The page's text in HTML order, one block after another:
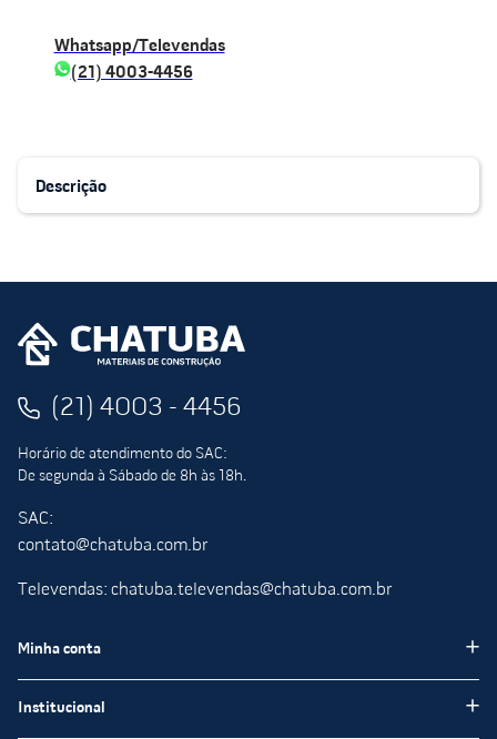
Whatsapp/Televendas
(21) 4003-4456
Descrição
(21) 4003 - 4456
Horário de atendimento do SAC:
De segunda à Sábado de 8h às 18h.
SAC:
contato@chatuba.com.br
Televendas: chatuba.televendas@chatuba.com.br
Minha conta
Institucional